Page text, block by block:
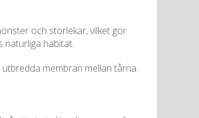
och storlekar, vilket gör
naturliga habitat.
membran mellan tårna.